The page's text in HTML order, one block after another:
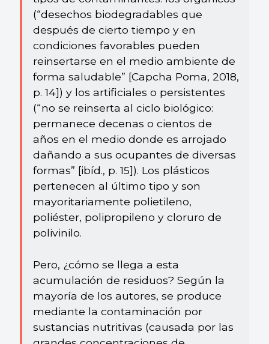
(“desechos biodegradables que
después de cierto tiempo y en
condiciones favorables pueden
reinsertarse en el medio ambiente de
forma saludable” [Capcha Poma, 2018,
p. 14]) y los artificiales o persistentes
(“no se reinserta al ciclo biológico:
permanece decenas o cientos de
años en el medio donde es arrojado
dañando a sus ocupantes de diversas
formas” [ibíd., p. 15]). Los plásticos
pertenecen al último tipo y son
mayoritariamente polietileno,
poliéster, polipropileno y cloruro de
polivinilo.
Pero, ¿cómo se llega a esta
acumulación de residuos? Según la
mayoría de los autores, se produce
mediante la contaminación por
sustancias nutritivas (causada por las